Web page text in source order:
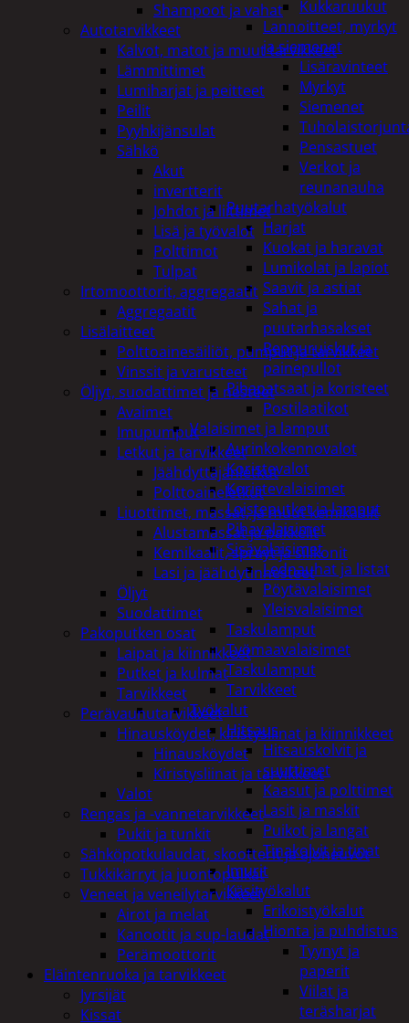
Kukkaruukut
Lannoitteet, myrkyt
ja siemenet
Lisäravinteet
Myrkyt
Siemenet
Pensastuet
Verkot ja
reunanauha
Puutarhatyökalut
Harjat
Kuokat ja haravat
Lumikolat ja lapiot
Saavit ja astiat
Sahat ja
puutarhasakset
Reppuruiskut ja
painepullot
Pihapatsaat ja koristeet
Postilaatikot
Valaisimet ja lamput
Aurinkokennovalot
Koristevalot
Koristevalaisimet
Loisteputket ja lamput
Pihavalaisimet
Sisävalaisimet
Lednauhat ja listat
Pöytävalaisimet
Yleisvalaisimet
Taskulamput
Työmaavalaisimet
Taskulamput
Tarvikkeet
Työkalut
Hitsaus
Hitsauskolvit ja
suuttimet
Kaasut ja polttimet
Lasit ja maskit
Puikot ja langat
Tinakolvit ja tinat
Imurit
Käsityökalut
Erikoistyökalut
Hionta ja puhdistus
Tyynyt ja
paperit
Viilat ja
teräsharjat
Shampoot ja vahat
Autotarvikkeet
Kalvot, matot ja muut tarvikkeet
Lämmittimet
Lumiharjat ja peitteet
Peilit
Pyyhkijänsulat
Sähkö
Akut
invertterit
Johdot ja liittimet
Lisä ja työvalot
Polttimot
Tulpat
Irtomoottorit, aggregaatit
Aggregaatit
Lisälaitteet
Polttoainesäiliöt, pumput ja tarvikkeet
Vinssit ja varusteet
Öljyt, suodattimet ja nesteet
Avaimet
Imupumput
Letkut ja tarvikkeet
Jäähdyttäjänletkut
Polttoaineletkut
Liuottimet, massat, ja muut kemikaalit
Alustamassat ja pakkelit
Kemikaalit, sprayt ja silikonit
Lasi ja jäähdytinnesteet
Öljyt
Suodattimet
Pakoputken osat
Laipat ja kiinnikkeet
Putket ja kulmat
Tarvikkeet
Perävaunutarvikkeet
Hinausköydet, kiristysliinat ja kiinnikkeet
Hinausköydet
Kiristysliinat ja tarvikkeet
Valot
Rengas ja -vannetarvikkeet
Pukit ja tunkit
Sähköpotkulaudat, skootterit ja ajoneuvot
Tukkikärryt ja juontopulkat
Veneet ja veneilytarvikkeet
Airot ja melat
Kanootit ja sup-laudat
Perämoottorit
Eläintenruoka ja tarvikkeet
Jyrsijät
Kissat